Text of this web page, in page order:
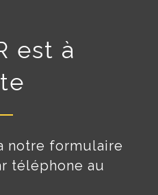
est à
notre formulaire
téléphone au